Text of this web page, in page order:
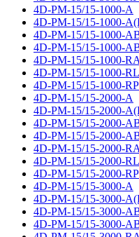
4D-PM-15/15-1000-A
4D-PM-15/15-1000-
4D-PM-15/15-1000-
4D-PM-15/15-1000-
4D-PM-15/15-1000-
4D-PM-15/15-1000-
4D-PM-15/15-1000-
4D-PM-15/15-2000-A
4D-PM-15/15-2000-
4D-PM-15/15-2000-
4D-PM-15/15-2000-
4D-PM-15/15-2000-
4D-PM-15/15-2000-
4D-PM-15/15-2000-
4D-PM-15/15-3000-A
4D-PM-15/15-3000-
4D-PM-15/15-3000-
4D-PM-15/15-3000-